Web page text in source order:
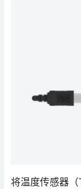
将温度传感器